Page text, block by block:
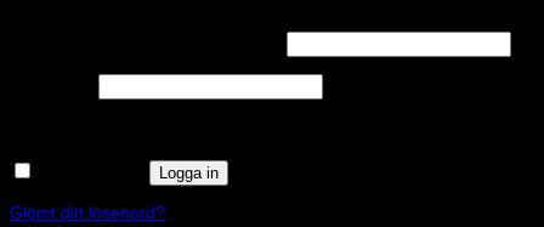
Logga in
Glömt ditt lösenord?